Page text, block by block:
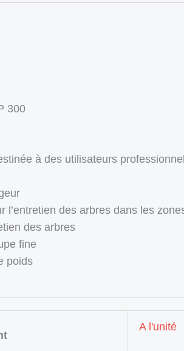
300
à des utilisateurs
l’entretien des arbres dans les
des arbres
fine
poids
A l'unité